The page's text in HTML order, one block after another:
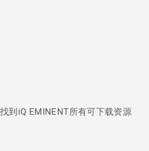
到iQ EMINENT所有可下载资源